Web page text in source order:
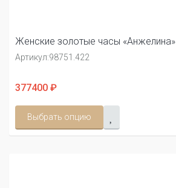
Женские золотые часы «Анжелина»
Артикул:98751.422
377400 ₽
Выбрать опцию